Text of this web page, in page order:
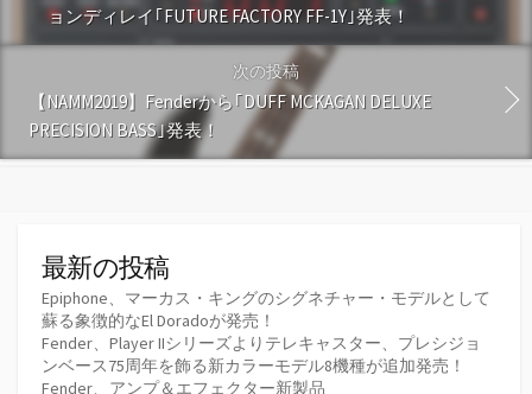
ョンディレイ｢FUTURE FACTORY FF-1Y｣発表！
次の投稿
【NAMM2019】Fenderから｢DUFF MCKAGAN DELUXE
PRECISION BASS｣発表！
最新の投稿
Epiphone、マーカス・キングのシグネチャー・モデルとして
蘇る象徴的なEl Doradoが発売！
Fender、Player IIシリーズよりテレキャスター、プレシジョ
ンベース75周年を飾る新カラーモデル8機種が追加発売！
Fender、アンプ＆エフェクター新製品